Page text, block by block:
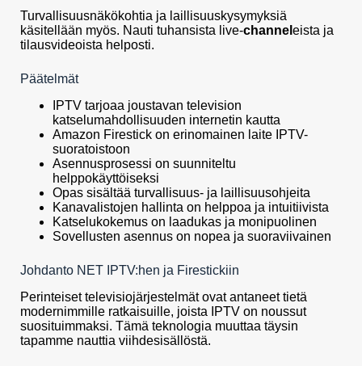
Turvallisuusnäkökohtia ja laillisuuskysymyksiä
käsitellään myös. Nauti tuhansista live-channel eista ja
tilausvideoista helposti.
Päätelmät
IPTV tarjoaa joustavan television
katselumahdollisuuden internetin kautta
Amazon Firestick on erinomainen laite IPTV-
suoratoistoon
Asennusprosessi on suunniteltu
helppokäyttöiseksi
Opas sisältää turvallisuus- ja laillisuusohjeita
Kanavalistojen hallinta on helppoa ja intuitiivista
Katselukokemus on laadukas ja monipuolinen
Sovellusten asennus on nopea ja suoraviivainen
Johdanto NET IPTV:hen ja Firestickiin
Perinteiset televisiojärjestelmät ovat antaneet tietä
modernimmille ratkaisuille, joista IPTV on noussut
suosituimmaksi. Tämä teknologia muuttaa täysin
tapamme nauttia viihdesisällöstä.